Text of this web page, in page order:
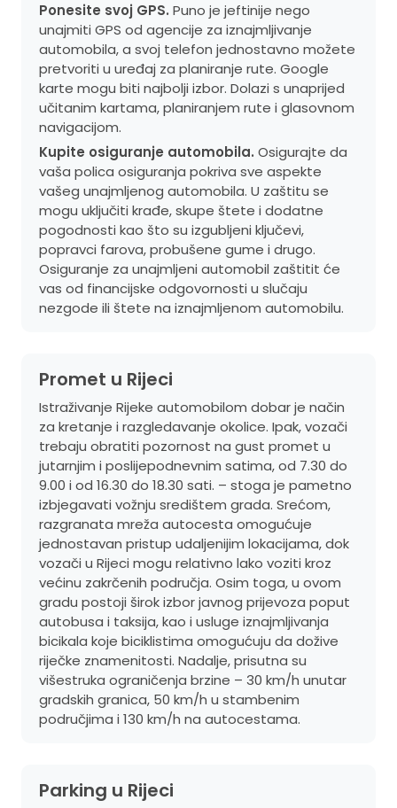
Ponesite svoj GPS. Puno je jeftinije nego
unajmiti GPS od agencije za iznajmljivanje
automobila, a svoj telefon jednostavno možete
pretvoriti u uređaj za planiranje rute. Google
karte mogu biti najbolji izbor. Dolazi s unaprijed
učitanim kartama, planiranjem rute i glasovnom
navigacijom.
Kupite osiguranje automobila. Osigurajte da
vaša polica osiguranja pokriva sve aspekte
vašeg unajmljenog automobila. U zaštitu se
mogu uključiti krađe, skupe štete i dodatne
pogodnosti kao što su izgubljeni ključevi,
popravci farova, probušene gume i drugo.
Osiguranje za unajmljeni automobil zaštitit će
vas od financijske odgovornosti u slučaju
nezgode ili štete na iznajmljenom automobilu.
Promet u Rijeci
Istraživanje Rijeke automobilom dobar je način
za kretanje i razgledavanje okolice. Ipak, vozači
trebaju obratiti pozornost na gust promet u
jutarnjim i poslijepodnevnim satima, od 7.30 do
9.00 i od 16.30 do 18.30 sati. – stoga je pametno
izbjegavati vožnju središtem grada. Srećom,
razgranata mreža autocesta omogućuje
jednostavan pristup udaljenijim lokacijama, dok
vozači u Rijeci mogu relativno lako voziti kroz
većinu zakrčenih područja. Osim toga, u ovom
gradu postoji širok izbor javnog prijevoza poput
autobusa i taksija, kao i usluge iznajmljivanja
bicikala koje biciklistima omogućuju da dožive
riječke znamenitosti. Nadalje, prisutna su
višestruka ograničenja brzine – 30 km/h unutar
gradskih granica, 50 km/h u stambenim
područjima i 130 km/h na autocestama.
Parking u Rijeci